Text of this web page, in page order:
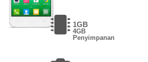
1GB
4GB
Penyimpanan